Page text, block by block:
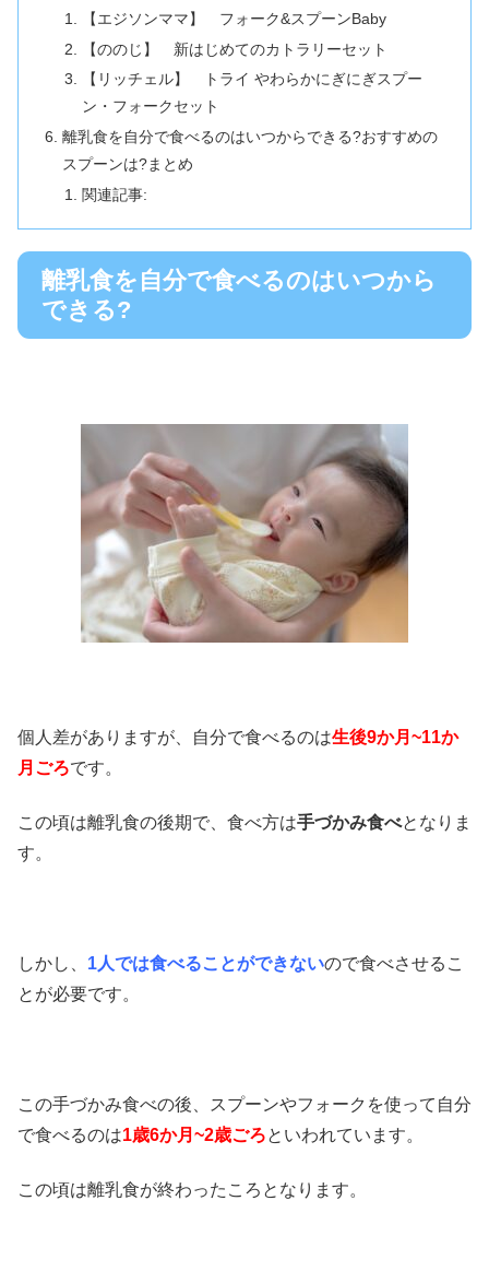
【エジソンママ】 フォーク&スプーンBaby
【ののじ】 新はじめてのカトラリーセット
【リッチェル】 トライ やわらかにぎにぎスプー
ン・フォークセット
離乳食を自分で食べるのはいつからできる?おすすめの
スプーンは?まとめ
関連記事:
離乳食を自分で食べるのはいつから
できる?
個人差がありますが、自分で食べるのは生後9か月~11か
月ごろです。
この頃は離乳食の後期で、食べ方は手づかみ食べとなりま
す。
しかし、 1人では食べることができないので食べさせるこ
とが必要です。
この手づかみ食べの後、スプーンやフォークを使って自分
で食べるのは1歳6か月~2歳ごろといわれています。
この頃は離乳食が終わったころとなります。